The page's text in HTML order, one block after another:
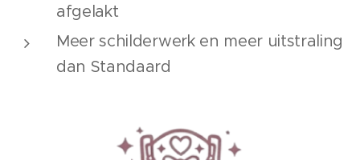
afgelakt
Meer schilderwerk en meer uitstraling
dan Standaard